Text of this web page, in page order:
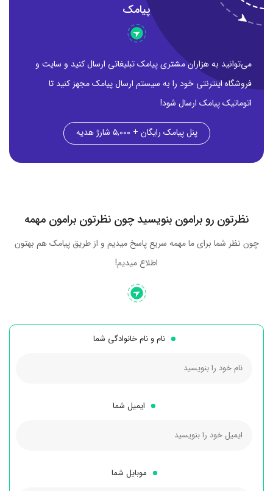
پیامک
می‌توانید به هزاران مشتری پیامک تبلیغاتی ارسال کنید و سایت و
فروشگاه اینترنتی خود را به سیستم ارسال پیامک مجهز کنید تا
اتوماتیک پیامک ارسال شود!
پنل پیامک رایگان + ۵,۰۰۰ شارژ هدیه
نظرتون رو برامون بنویسید چون نظرتون برامون مهمه
چون نظر شما برای ما مهمه سریع پاسخ میدیم و از طریق پیامک هم بهتون
اطلاع میدیم!
نام و نام خانوادگی شما
ایمیل شما
موبایل شما